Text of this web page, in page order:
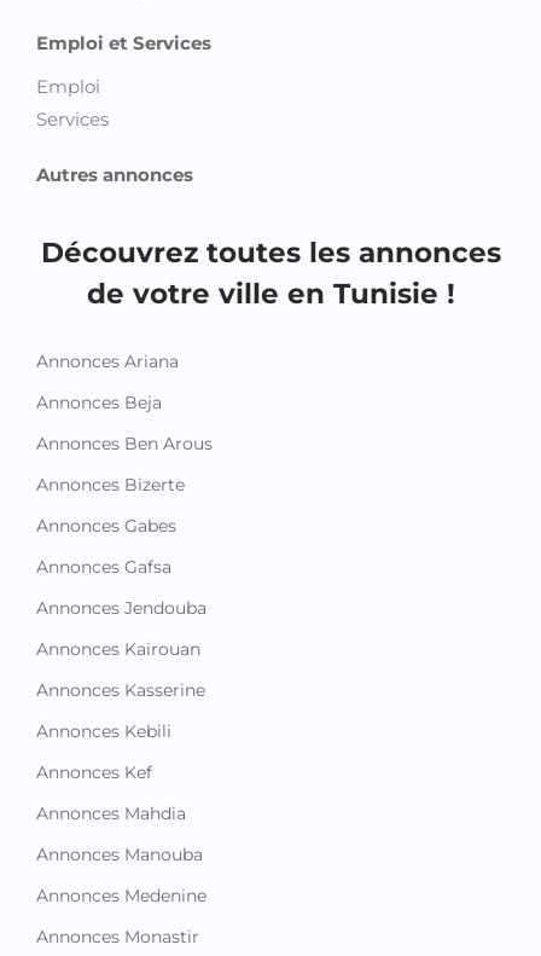
Emploi et Services
Emploi
Services
Autres annonces
Découvrez toutes les annonces
de votre ville en Tunisie !
Annonces Ariana
Annonces Beja
Annonces Ben Arous
Annonces Bizerte
Annonces Gabes
Annonces Gafsa
Annonces Jendouba
Annonces Kairouan
Annonces Kasserine
Annonces Kebili
Annonces Kef
Annonces Mahdia
Annonces Manouba
Annonces Medenine
Annonces Monastir